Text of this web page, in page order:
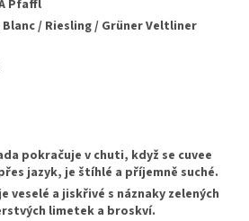
Pfaffl
/ Riesling / Grüner Veltliner
pokračuje v chuti, když se cuvee
jazyk, je štíhlé a příjemně suché.
veselé a jiskřivé s náznaky zelených
limetek a broskví.